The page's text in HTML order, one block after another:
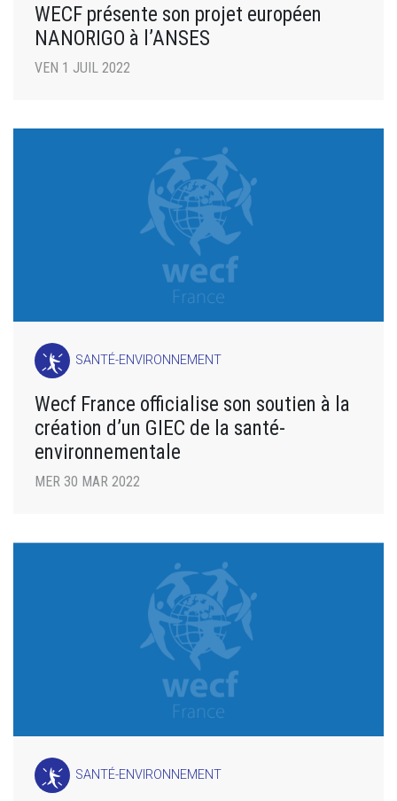
WECF présente son projet européen
NANORIGO à l’ANSES
VEN 1 JUIL 2022
SANTÉ-ENVIRONNEMENT
Wecf France officialise son soutien à la
création d’un GIEC de la santé-
environnementale
MER 30 MAR 2022
SANTÉ-ENVIRONNEMENT